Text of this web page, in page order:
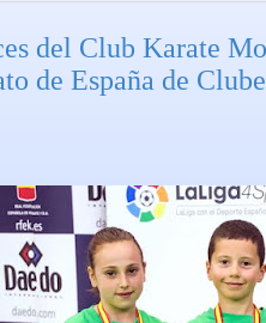
del Club Karate
de España de